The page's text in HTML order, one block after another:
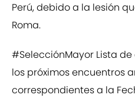
Perú, debido a la lesión
Roma.
#SelecciónMayor Lista
los próximos encuentros
correspondientes a la